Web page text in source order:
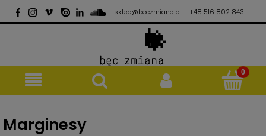
sklep@beczmiana.pl +48 516 802 843
Marginesy